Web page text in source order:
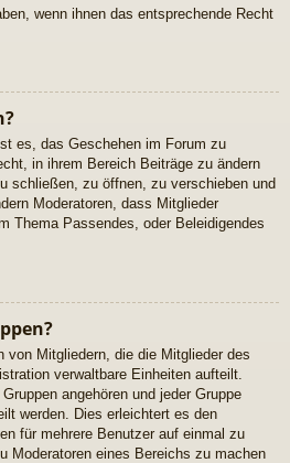
wenn ihnen das entsprechende Recht
es, das Geschehen im Forum zu
in ihrem Bereich Beiträge zu ändern
schließen, zu öffnen, zu verschieben und
Moderatoren, dass Mitglieder
Thema Passendes, oder Beleidigendes
von Mitgliedern, die die Mitglieder des
verwaltbare Einheiten aufteilt.
angehören und jeder Gruppe
werden. Dies erleichtert es den
für mehrere Benutzer auf einmal zu
Moderatoren eines Bereichs zu machen